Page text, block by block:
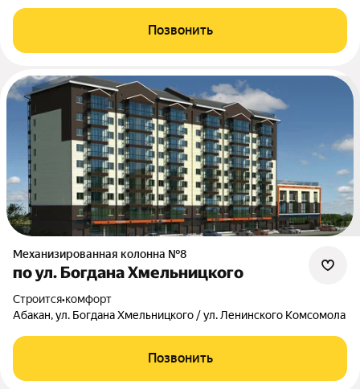
Позвонить
Механизированная колонна №8
по ул. Богдана Хмельницкого
Строится•комфорт
Абакан, ул. Богдана Хмельницкого / ул. Ленинского Комсомола
Позвонить